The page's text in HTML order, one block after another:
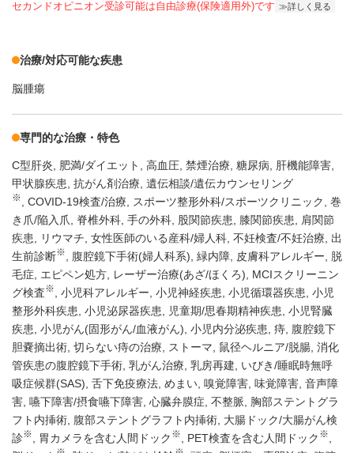
セカンドオピニオン受診可能は自由診療(保険適用外)です 詳しく見る
治療/対応可能な疾患
脳腫瘍
専門的な治療・特色
C型肝炎 肥満/ダイエット 高血圧 禁煙治療 糖尿病
肝機能障害
甲状腺疾患 抗がん剤治療 遺伝相談/遺伝カウンセリング
※ COVID-19検査/治療 スポーツ整形外科/スポーツクリニック
巻
き爪/陥入爪
脊椎外科 手の外科 股関節疾患 膝関節疾患
肩関節
疾患
リウマチ 女性医師のいる産科/婦人科 不妊検査/不妊治療
出
生前診断※ 腹腔鏡下手術(婦人科系) 緑内障 皮膚科アレルギー
脱
毛症
エピペン処方 レーザー治療(あざ/ほくろ)
MCIスクリーニン
グ検査※ 小児科アレルギー 小児神経疾患 小児循環器疾患 小児
整形外科疾患 小児泌尿器疾患 児童期/思春期精神疾患 小児腎臓
疾患 小児がん(固形がん/血液がん) 小児内分泌疾患 痔 腹腔鏡下
胆嚢摘出術 切らない痔の治療 ストーマ 鼠径ヘルニア/脱腸 消化
管疾患の腹腔鏡下手術 乳がん治療 乳房再建
いびき/睡眠時無呼
吸症候群(SAS) 舌下免疫療法 めまい 嗅覚障害 味覚障害 音声障
害 嚥下障害/摂食嚥下障害 心臓弁膜症 不整脈
胸部ステントグラ
フト内挿術 腹部ステントグラフト内挿術 大腸ドック/大腸がん検
診※ 胃カメラを含む人間ドック ※ PET検査を含む人間ドック ※